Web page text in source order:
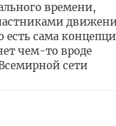
времени,
сама
чем-то вроде
сети